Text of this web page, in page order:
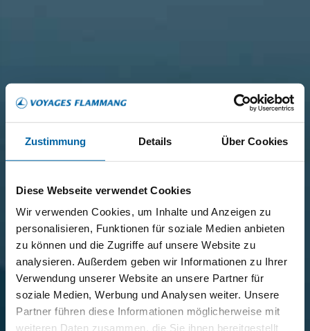
Zustimmung Details Über Cookies
Diese Webseite verwendet Cookies
Wir verwenden Cookies, um Inhalte und Anzeigen zu
personalisieren, Funktionen für soziale Medien anbieten
zu können und die Zugriffe auf unsere Website zu
analysieren. Außerdem geben wir Informationen zu Ihrer
Verwendung unserer Website an unsere Partner für
soziale Medien, Werbung und Analysen weiter. Unsere
Partner führen diese Informationen möglicherweise mit
weiteren Daten zusammen, die Sie ihnen bereitgestellt